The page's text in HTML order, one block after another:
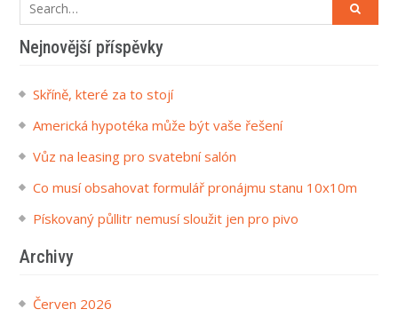
for:
Nejnovější příspěvky
Skříně, které za to stojí
Americká hypotéka může být vaše řešení
Vůz na leasing pro svatební salón
Co musí obsahovat formulář pronájmu stanu 10x10m
Pískovaný půllitr nemusí sloužit jen pro pivo
Archivy
Červen 2026